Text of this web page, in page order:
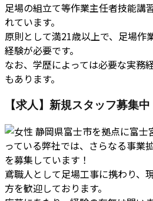
足場の組立て等作業主任者技能講
れています。
原則として満21歳以上で、足場作
経験が必要です。
なお、学歴によっては必要な実務
もあります。
【求人】新規スタッフ募集中
静岡県富士市を拠点に富
っている弊社では、さらなる事業
を募集しています！
鳶職人として足場工事に携わり、
方を歓迎しております。